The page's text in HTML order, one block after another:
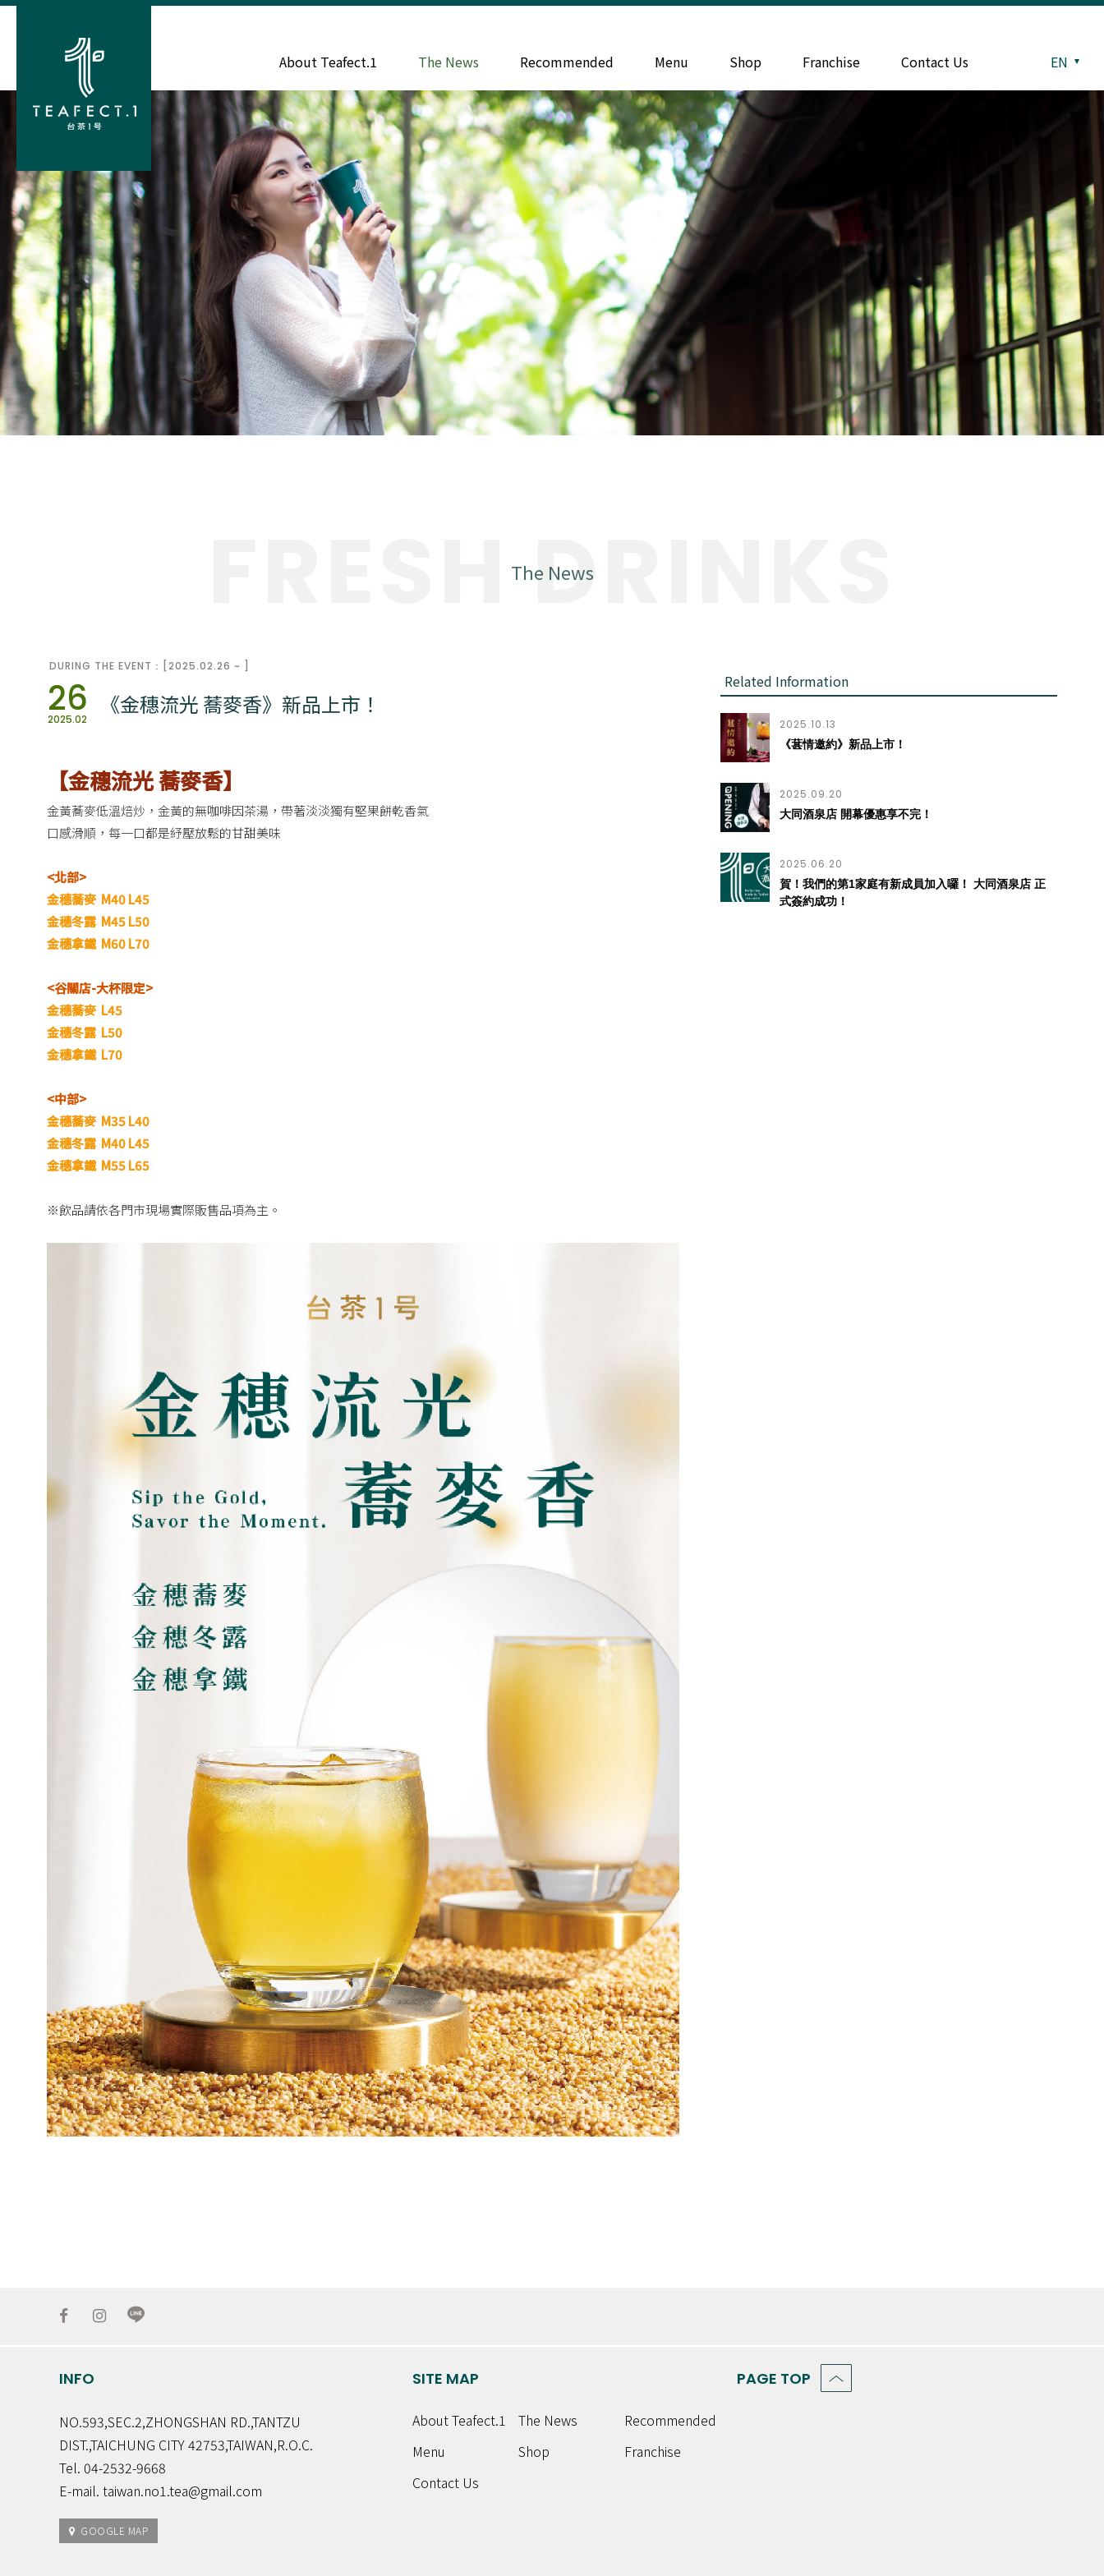
About Teafect.1 The News Recommended Menu Shop Franchise Contact Us EN
FRESH DRINKS
The News
DURING THE EVENT：[2025.02.26 ~ ]
26
2025.02
《金穗流光 蕎麥香》新品上市！
【金穗流光 蕎麥香】
金黃蕎麥低溫焙炒，金黃的無咖啡因茶湯，帶著淡淡獨有堅果餅乾香氣
口感滑順，每一口都是紓壓放鬆的甘甜美味
<北部>
金穗蕎麥 M40 L45
金穗冬露 M45 L50
金穗拿鐵 M60 L70
<谷關店-大杯限定>
金穗蕎麥 L45
金穗冬露 L50
金穗拿鐵 L70
<中部>
金穗蕎麥 M35 L40
金穗冬露 M40 L45
金穗拿鐵 M55 L65
※飲品請依各門市現場實際販售品項為主。
Related Information
2025.10.13
《葚情邀約》新品上市！
2025.09.20
大同酒泉店 開幕優惠享不完！
2025.06.20
賀！我們的第1家庭有新成員加入囉！ 大同酒泉店 正
式簽約成功！
INFO
NO.593,SEC.2,ZHONGSHAN RD.,TANTZU
DIST.,TAICHUNG CITY 42753,TAIWAN,R.O.C.
Tel. 04-2532-9668
E-mail. taiwan.no1.tea@gmail.com
GOOGLE MAP
SITE MAP
About Teafect.1 The News
Recommended
Menu
Shop
Franchise
Contact Us
PAGE TOP